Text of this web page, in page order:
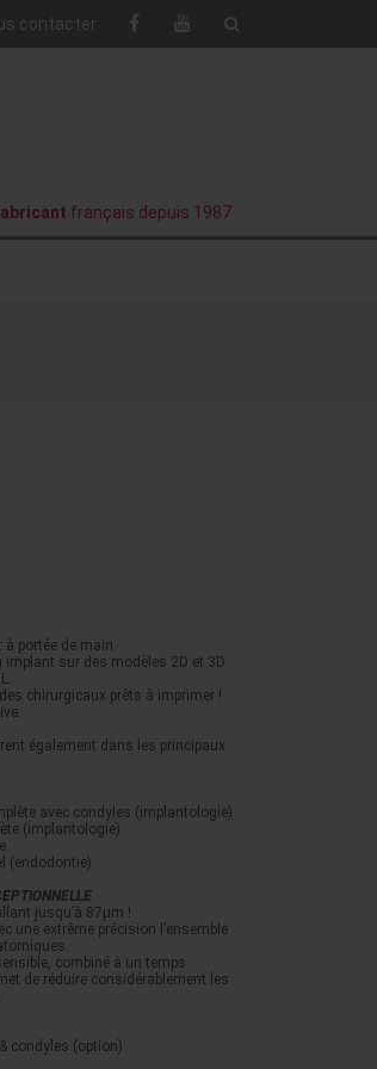
contacter
français depuis 1987
à portée de main
implant sur des modèles 2D et 3D.
chirurgicaux prêts à imprimer !
également dans les principaux
avec condyles (implantologie)
(implantologie)
(endodontie)
jusqu’à 87μm !
une extrême précision l’ensemble
combiné à un temps
de réduire considérablement les
condyles (option)